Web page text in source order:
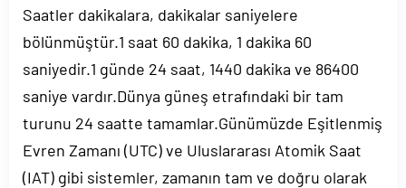
Saatler dakikalara, dakikalar saniyelere
bölünmüştür.1 saat 60 dakika, 1 dakika 60
saniyedir.1 günde 24 saat, 1440 dakika ve 86400
saniye vardır.Dünya güneş etrafındaki bir tam
turunu 24 saatte tamamlar.Günümüzde Eşitlenmiş
Evren Zamanı (UTC) ve Uluslararası Atomik Saat
(IAT) gibi sistemler, zamanın tam ve doğru olarak